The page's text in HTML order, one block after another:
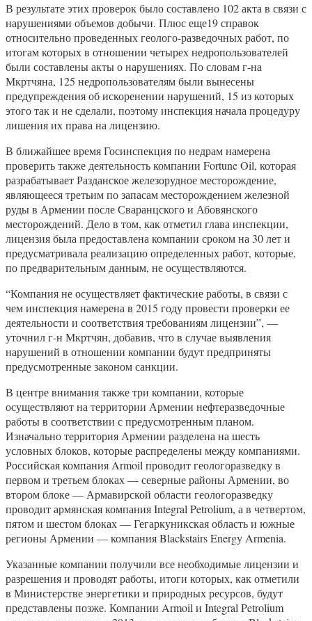
В результате этих проверок было составлено 102 акта в связи с
нарушениями объемов добычи. Плюс еще19 справок
относительно проведенных геолого-разведочных работ, по
итогам которых в отношении четырех недропользователей
были составлены акты о нарушениях. По словам г-на
Мкртчяна, 125 недропользователям были вынесены
предупреждения об искоренении нарушений, 15 из которых
этого так и не сделали, поэтому инспекция начала процедуру
лишения их права на лицензию.
В ближайшее время Госинспекция по недрам намерена
проверить также деятельность компании Fortune Oil, которая
разрабатывает Разданское железорудное месторождение,
являющееся третьим по запасам месторождением железной
руды в Армении после Сваранцского и Абовянского
месторождений. Дело в том, как отметил глава инспекции,
лицензия была предоставлена компании сроком на 30 лет и
предусматривала реализацию определенных работ, которые,
по предварительным данным, не осуществляются.
“Компания не осуществляет фактические работы, в связи с
чем инспекция намерена в 2015 году провести проверки ее
деятельности и соответствия требованиям лицензии”, —
уточнил г-н Мкртчян, добавив, что в случае выявления
нарушений в отношении компании будут предприняты
предусмотренные законом санкции.
В центре внимания также три компании, которые
осуществляют на территории Армении нефтеразведочные
работы в соответствии с предусмотренным планом.
Изначально территория Армении разделена на шесть
условных блоков, которые распределены между компаниями.
Российская компания Armoil проводит геологоразведку в
первом и третьем блоках — северные районы Армении, во
втором блоке — Армавирской области геологоразведку
проводит армянская компания Integral Petrolium, а в четвертом,
пятом и шестом блоках — Гегаркуникская область и южные
регионы Армении — компания Blackstairs Energy Armenia.
Указанные компании получили все необходимые лицензии и
разрешения и проводят работы, итоги которых, как отметили
в Министерстве энергетики и природных ресурсов, будут
представлены позже. Компании Armoil и Integral Petrolium